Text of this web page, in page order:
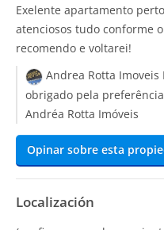
Exelente apartamento
atenciosos tudo conforme
recomendo e voltarei!
Andrea Rotta Imoveis
obrigado pela
Andréa Rotta Imóveis
Opinar sobre esta
Localización